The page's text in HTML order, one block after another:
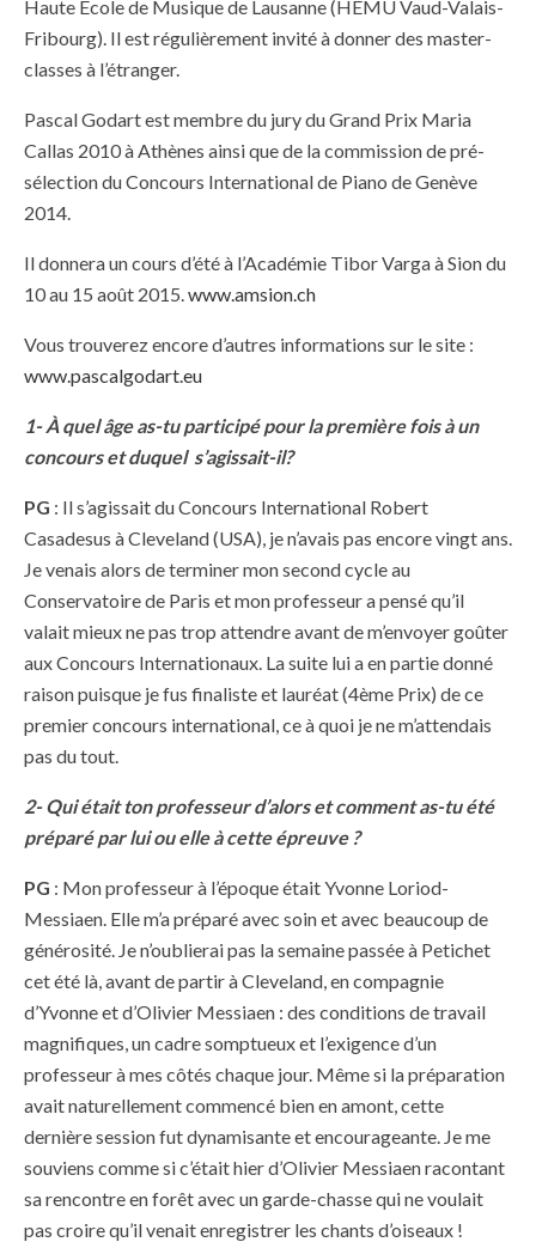
Haute Ecole de Musique de Lausanne (HEMU Vaud-Valais-
Fribourg). Il est régulièrement invité à donner des master-
classes à l’étranger.
Pascal Godart est membre du jury du Grand Prix Maria
Callas 2010 à Athènes ainsi que de la commission de pré-
sélection du Concours International de Piano de Genève
2014.
Il donnera un cours d’été à l’Académie Tibor Varga à Sion du
10 au 15 août 2015.www.amsion.ch
Vous trouverez encore d’autres informations sur le site :
www.pascalgodart.eu
1- À quel âge as-tu participé pour la première fois à un
concours et duquel s’agissait-il?
PG : Il s’agissait du Concours International Robert
Casadesus à Cleveland (USA), je n’avais pas encore vingt ans.
Je venais alors de terminer mon second cycle au
Conservatoire de Paris et mon professeur a pensé qu’il
valait mieux ne pas trop attendre avant de m’envoyer goûter
aux Concours Internationaux. La suite lui a en partie donné
raison puisque je fus finaliste et lauréat (4ème Prix) de ce
premier concours international, ce à quoi je ne m’attendais
pas du tout.
2- Qui était ton professeur d’alors et comment as-tu été
préparé par lui ou elle à cette épreuve ?
PG : Mon professeur à l’époque était Yvonne Loriod-
Messiaen. Elle m’a préparé avec soin et avec beaucoup de
générosité. Je n’oublierai pas la semaine passée à Petichet
cet été là, avant de partir à Cleveland, en compagnie
d’Yvonne et d’Olivier Messiaen : des conditions de travail
magnifiques, un cadre somptueux et l’exigence d’un
professeur à mes côtés chaque jour. Même si la préparation
avait naturellement commencé bien en amont, cette
dernière session fut dynamisante et encourageante. Je me
souviens comme si c’était hier d’Olivier Messiaen racontant
sa rencontre en forêt avec un garde-chasse qui ne voulait
pas croire qu’il venait enregistrer les chants d’oiseaux !